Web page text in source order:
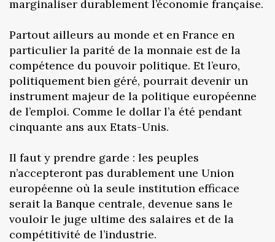
marginaliser durablement l’économie française.
Partout ailleurs au monde et en France en
particulier la parité de la monnaie est de la
compétence du pouvoir politique. Et l’euro,
politiquement bien géré, pourrait devenir un
instrument majeur de la politique européenne
de l’emploi. Comme le dollar l’a été pendant
cinquante ans aux Etats-Unis.
Il faut y prendre garde : les peuples
n’accepteront pas durablement une Union
européenne où la seule institution efficace
serait la Banque centrale, devenue sans le
vouloir le juge ultime des salaires et de la
compétitivité de l’industrie.